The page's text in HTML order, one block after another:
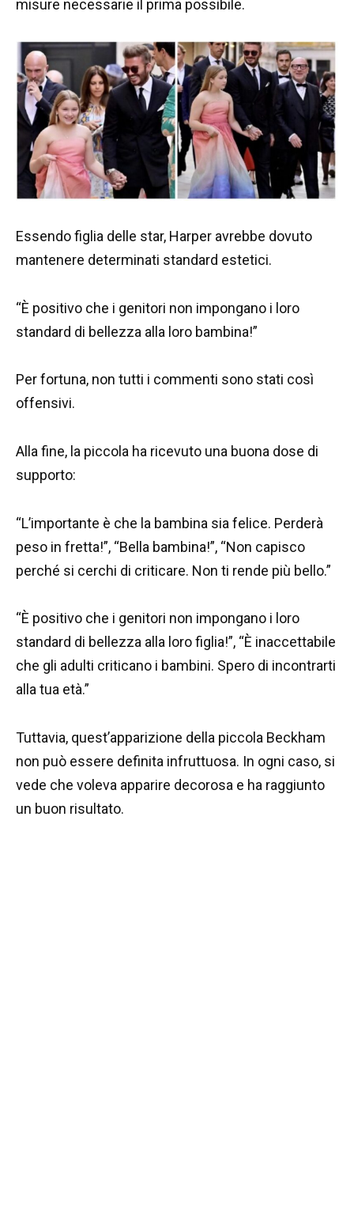
misure necessarie il prima possibile.
Essendo figlia delle star, Harper avrebbe dovuto
mantenere determinati standard estetici.
“È positivo che i genitori non impongano i loro
standard di bellezza alla loro bambina!”
Per fortuna, non tutti i commenti sono stati così
offensivi.
Alla fine, la piccola ha ricevuto una buona dose di
supporto:
“L’importante è che la bambina sia felice. Perderà
peso in fretta!”, “Bella bambina!”, “Non capisco
perché si cerchi di criticare. Non ti rende più bello.”
“È positivo che i genitori non impongano i loro
standard di bellezza alla loro figlia!”, “È inaccettabile
che gli adulti criticano i bambini. Spero di incontrarti
alla tua età.”
Tuttavia, quest’apparizione della piccola Beckham
non può essere definita infruttuosa. In ogni caso, si
vede che voleva apparire decorosa e ha raggiunto
un buon risultato.